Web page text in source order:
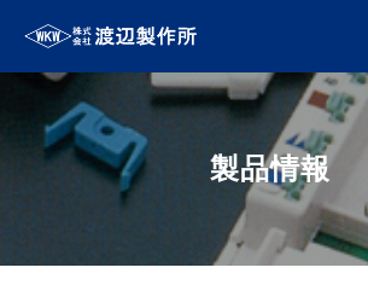
製品情報